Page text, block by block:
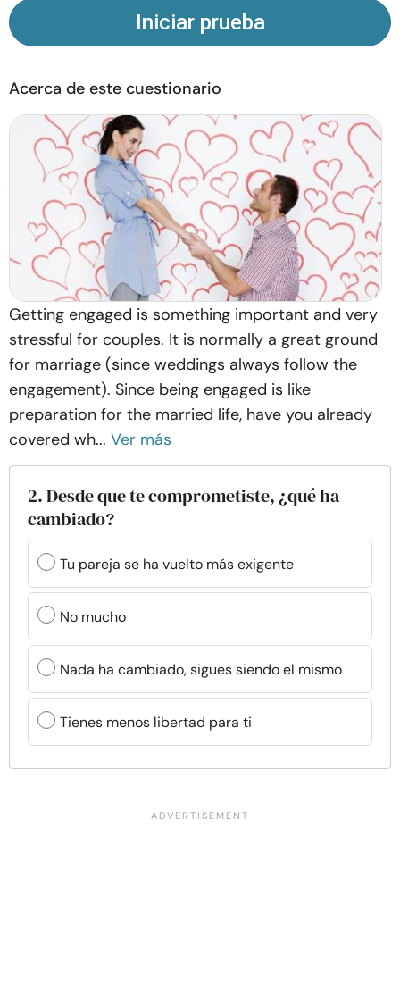
Sobre nosotros
nosotros
Iniciar prueba
Acerca de este cuestionario
Getting engaged is something important and very
stressful for couples. It is normally a great ground
for marriage (since weddings always follow the
engagement). Since being engaged is like
preparation for the married life, have you already
covered wh... Ver más
2. Desde que te comprometiste, ¿qué ha
cambiado?
Tu pareja se ha vuelto más exigente
No mucho
Nada ha cambiado, sigues siendo el mismo
Tienes menos libertad para ti